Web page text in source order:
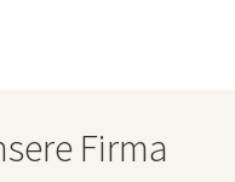
Firma